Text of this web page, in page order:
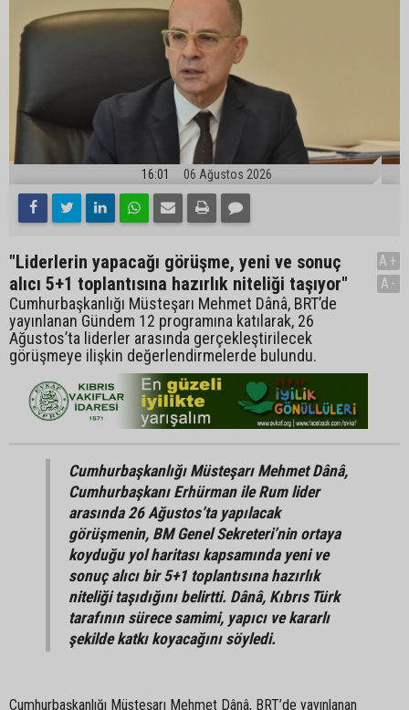
16:01 06 Ağustos 2026
"Liderlerin yapacağı görüşme, yeni ve sonuç
alıcı 5+1 toplantısına hazırlık niteliği taşıyor"
Cumhurbaşkanlığı Müsteşarı Mehmet Dânâ, BRT’de
yayınlanan Gündem 12 programına katılarak, 26
Ağustos’ta liderler arasında gerçekleştirilecek
görüşmeye ilişkin değerlendirmelerde bulundu.
A+
A-
Cumhurbaşkanlığı Müsteşarı Mehmet Dânâ,
Cumhurbaşkanı Erhürman ile Rum lider
arasında 26 Ağustos’ta yapılacak
görüşmenin, BM Genel Sekreteri’nin ortaya
koyduğu yol haritası kapsamında yeni ve
sonuç alıcı bir 5+1 toplantısına hazırlık
niteliği taşıdığını belirtti. Dânâ, Kıbrıs Türk
tarafının sürece samimi, yapıcı ve kararlı
şekilde katkı koyacağını söyledi.
Cumhurbaşkanlığı Müsteşarı Mehmet Dânâ, BRT’de yayınlanan